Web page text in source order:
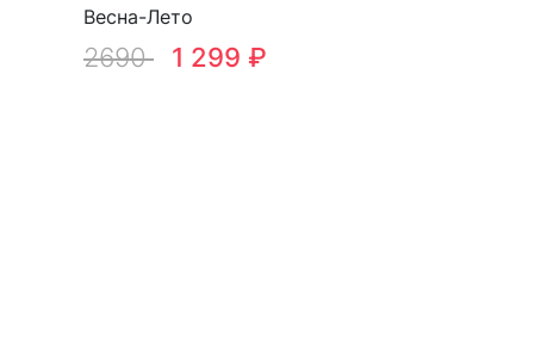
Весна-Лето
2690 1 299 ₽